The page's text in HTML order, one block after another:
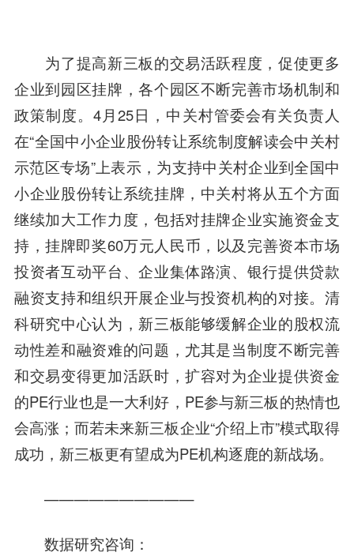
为了提高新三板的交易活跃程度，促使更多
企业到园区挂牌，各个园区不断完善市场机制和
政策制度。4月25日，中关村管委会有关负责人
在“全国中小企业股份转让系统制度解读会中关村
示范区专场”上表示，为支持中关村企业到全国中
小企业股份转让系统挂牌，中关村将从五个方面
继续加大工作力度，包括对挂牌企业实施资金支
持，挂牌即奖60万元人民币，以及完善资本市场
投资者互动平台、企业集体路演、 银行提供贷款
融资支持和组织开展企业与投资机构的对接。清
科研究中心认为，新三板能够缓解企业的股权流
动性差和融资难的问题，尤其是当制度不断完善
和交易变得更加活跃时，扩容对为企业提供资金
的PE行业也是一大利好，PE参与新三板的热情也
会高涨；而若未来新三板企业“介绍上市”模式取得
成功，新三板更有望成为PE机构逐鹿的新战场。
——————————
数据研究咨询 ：